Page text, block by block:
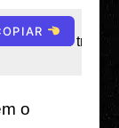
os dias de
o